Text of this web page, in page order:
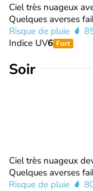
Ciel très nuageux
Quelques averses
Risque de pluie
Indice UV6 Fort
Soir
Ciel très nuageux
Quelques averses
Risque de pluie